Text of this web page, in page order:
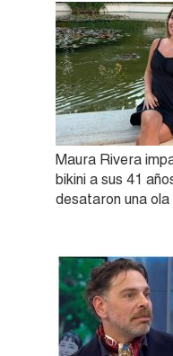
Maura Rivera
bikini a sus 41
desataron una